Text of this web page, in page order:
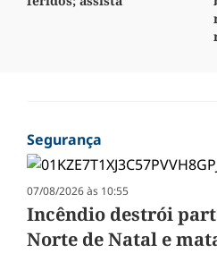
Segurança
07/08/2026 às 10:55
Incêndio destrói
Norte de Natal e